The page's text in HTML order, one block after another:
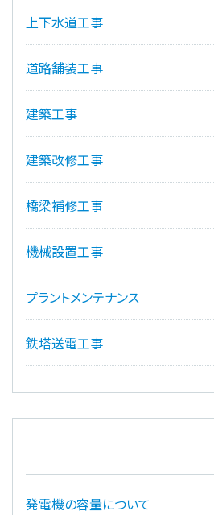
上下水道工事
道路舗装工事
建築工事
建築改修工事
橋梁補修工事
機械設置工事
プラントメンテナンス
鉄塔送電工事
発電機の容量について